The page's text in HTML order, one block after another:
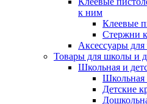
к ним
Клеевые
Стержни
Аксессуары для
Товары для школы и
Школьная и
Школьная
Детские